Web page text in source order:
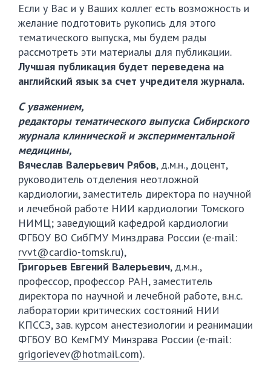
Если у Вас и у Ваших коллег есть возможность и
желание подготовить рукопись для этого
тематического выпуска, мы будем рады
рассмотреть эти материалы для публикации.
Лучшая публикация будет переведена на
английский язык за счет учредителя журнала.
С уважением,
редакторы тематического выпуска Сибирского
журнала клинической и экспериментальной
медицины,
Вячеслав Валерьевич Рябов, д.м.н., доцент,
руководитель отделения неотложной
кардиологии, заместитель директора по научной
и лечебной работе НИИ кардиологии Томского
НИМЦ; заведующий кафедрой кардиологии
ФГБОУ ВО СибГМУ Минздрава России (e-mail:
rvvt@cardio-tomsk.ru),
Григорьев Евгений Валерьевич, д.м.н.,
профессор, профессор РАН, заместитель
директора по научной и лечебной работе, в.н.с.
лаборатории критических состояний НИИ
КПССЗ, зав. курсом анестезиологии и реанимации
ФГБОУ ВО КемГМУ Минзрава России (e-mail:
grigorievev@hotmail.com).